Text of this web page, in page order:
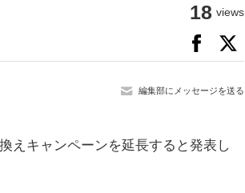
18 views
編集部にメッセージを送る
えキャンペーンを延長すると発表し